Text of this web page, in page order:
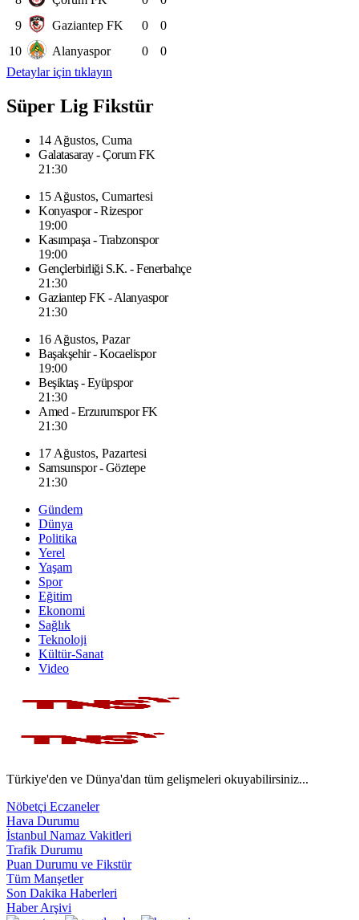
9
Gaziantep FK 0
0
10
Alanyaspor 0
0
Detaylar için tıklayın
Süper Lig Fikstür
14 Ağustos, Cuma
Galatasaray - Çorum FK
21:30
15 Ağustos, Cumartesi
Konyaspor - Rizespor
19:00
Kasımpaşa - Trabzonspor
19:00
Gençlerbirliği S.K. - Fenerbahçe
21:30
Gaziantep FK - Alanyaspor
21:30
16 Ağustos, Pazar
Başakşehir - Kocaelispor
19:00
Beşiktaş - Eyüpspor
21:30
Amed - Erzurumspor FK
21:30
17 Ağustos, Pazartesi
Samsunspor - Göztepe
21:30
Gündem
Dünya
Politika
Yerel
Yaşam
Spor
Eğitim
Ekonomi
Sağlık
Teknoloji
Kültür-Sanat
Video
Türkiye'den ve Dünya'dan tüm gelişmeleri okuyabilirsiniz...
Nöbetçi Eczaneler
Hava Durumu
İstanbul Namaz Vakitleri
Trafik Durumu
Puan Durumu ve Fikstür
Tüm Manşetler
Son Dakika Haberleri
Haber Arşivi